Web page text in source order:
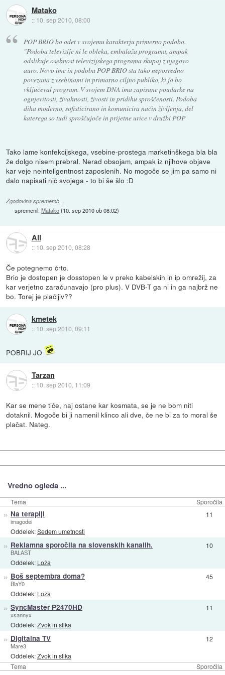
Matako
:: 10. sep 2010, 08:00
POP BRIO bo odet v svojemu karakterju primerno podobo.
"Podoba televizije ni le obleka, embalaža programa, ampak
odslikuje osebnost televizijskega programa skupaj z njegovo
auro. Novo ime in podoba POP BRIO sta tako neposredno
povezana z vsebinami in primarno ciljno publiko, ki jo bo
vključeval program. V svojem DNA ima zapisane poudarke na
ognjevitosti, živahnosti, živosti in pridihu sproščenosti. Podoba
diha moderno, sofisticirano in komunicira način življenja, del
katerega so tudi sproščujoče in prijetne urice v družbi POP
Tako lame konfekcijskega, vsebine-prostega marketinškega bla bla
že dolgo nisem prebral. Nerad obsojam, ampak iz njihove objave
kar veje neinteligentnost zaposlenih. No mogoče se jim pa samo ni
dalo napisati nič svojega - to bi še šlo :D
Zgodovina sprememb…
spremenil:Matako(10. sep 2010 ob 08:02)
All
:: 10. sep 2010, 08:28
Če potegnemo črto.
Brio je dostopen je dosstopen le v preko kabelskih in ip omrežij, za
kar verjetno zaračunavajo (pro plus). V DVB-T ga ni in ga najbrž ne
bo. Torej je plačljiv??
kmetek
:: 10. sep 2010, 09:11
POBRIJ JO
Tarzan
:: 10. sep 2010, 11:09
Kar se mene tiče, naj ostane kar kosmata, se je ne bom niti
dotaknil. Mogoče bi ji namenil klinco ali dve, če ne bi za to moral še
plačat. Nateg.
Vredno ogleda ...
Tema Sporočila
Tema Sporočila
» Na terapiji
imagodei
Oddelek:Sedem umetnosti
11
» Reklamna sporočila na slovenskih kanalih.
BALAST
Oddelek: Loža
10
» Boš septembra doma?
BlaY0
Oddelek: Loža
45
» SyncMaster P2470HD
xsannyx
Oddelek:Zvok in slika
11
» Digitalna TV
Mare3
Oddelek:Zvok in slika
12